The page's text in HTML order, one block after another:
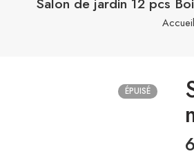
Accueil
ÉPUISÉ